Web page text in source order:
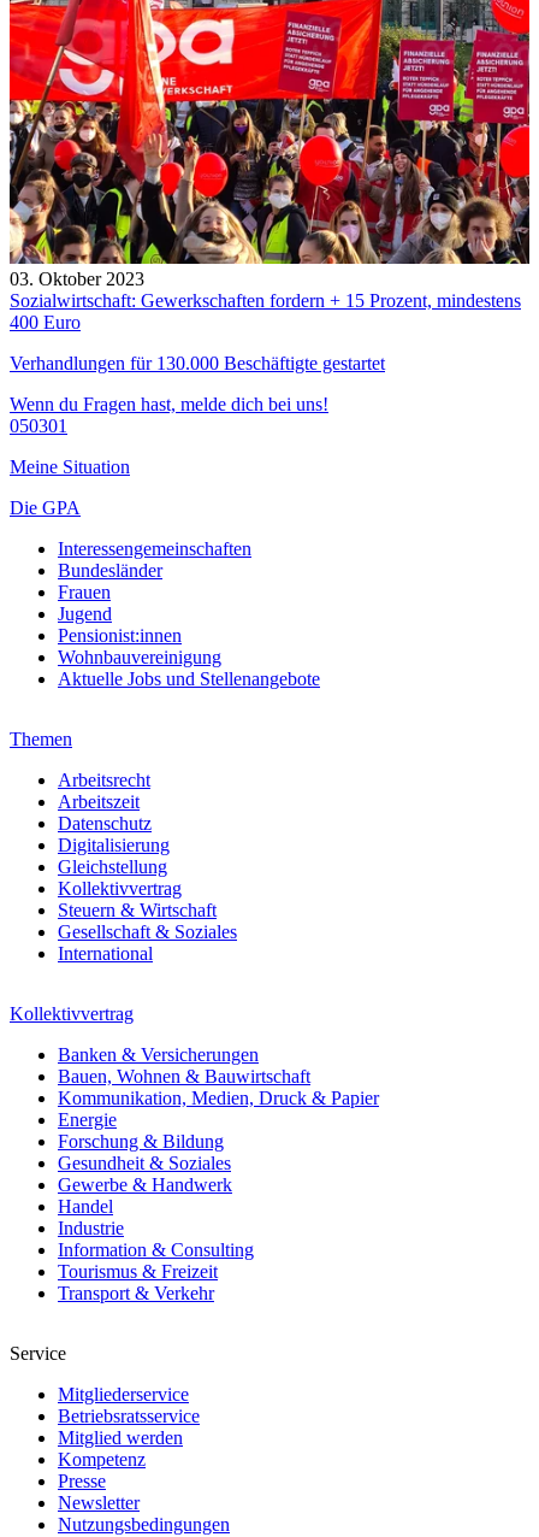
03. Oktober 2023
Sozialwirtschaft: Gewerkschaften fordern + 15 Prozent, mindestens
400 Euro
Verhandlungen für 130.000 Beschäftigte gestartet
Wenn du Fragen hast, melde dich bei uns!
050301
Meine Situation
Die GPA
Interessengemeinschaften
Bundesländer
Frauen
Jugend
Pensionist:innen
Wohnbauvereinigung
Aktuelle Jobs und Stellenangebote
Themen
Arbeitsrecht
Arbeitszeit
Datenschutz
Digitalisierung
Gleichstellung
Kollektivvertrag
Steuern & Wirtschaft
Gesellschaft & Soziales
International
Kollektivvertrag
Banken & Versicherungen
Bauen, Wohnen & Bauwirtschaft
Kommunikation, Medien, Druck & Papier
Energie
Forschung & Bildung
Gesundheit & Soziales
Gewerbe & Handwerk
Handel
Industrie
Information & Consulting
Tourismus & Freizeit
Transport & Verkehr
Service
Mitgliederservice
Betriebsratsservice
Mitglied werden
Kompetenz
Presse
Newsletter
Nutzungsbedingungen